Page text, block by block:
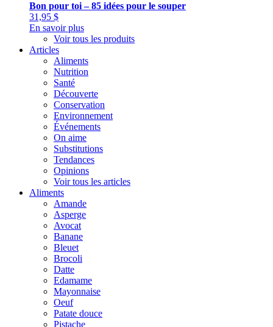
Bon pour toi – 85 idées pour le souper
31,95 $
En savoir plus
Voir tous les produits
Articles
Aliments
Nutrition
Santé
Découverte
Conservation
Environnement
Événements
On aime
Substitutions
Tendances
Opinions
Voir tous les articles
Aliments
Amande
Asperge
Avocat
Banane
Bleuet
Brocoli
Datte
Edamame
Mayonnaise
Oeuf
Patate douce
Pistache